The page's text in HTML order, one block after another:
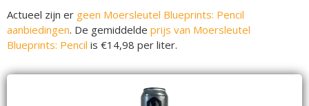
Actueel zijn er geen Moersleutel Blueprints: Pencil
aanbiedingen. De gemiddelde prijs van Moersleutel
Blueprints: Pencil is €14,98 per liter.